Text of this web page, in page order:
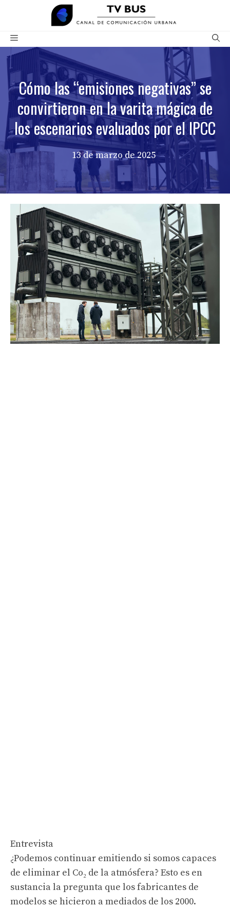
contenido
Menú
Cómo las “emisiones negativas” se
convirtieron en la varita mágica de
los escenarios evaluados por el IPCC
13 de marzo de 2025
Entrevista
¿Podemos continuar emitiendo si somos capaces
de eliminar el Co₂ de la atmósfera? Esto es en
sustancia la pregunta que los fabricantes de
modelos se hicieron a mediados de los 2000.